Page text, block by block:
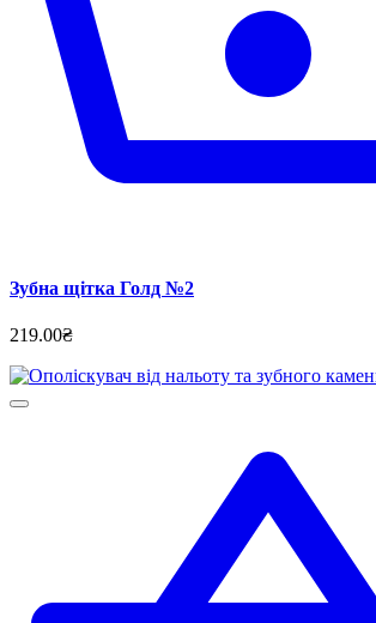
Зубна щітка Голд №2
219.00₴